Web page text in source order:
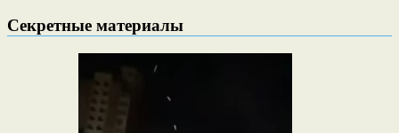
Секретные материалы